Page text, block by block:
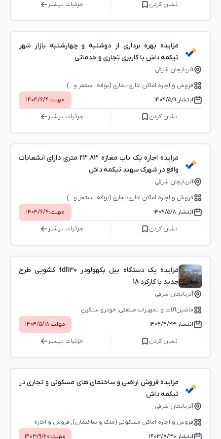
نشان کردن جزئیات بیشتر
مزایده بهره برداری از دوشنبه و چهارشنبه بازار شهر
تیکمه داش با کاربری تجاری و خدماتی
آذربایجان شرقی
فروش و اجاره اماکن اداری-تجاری (بوفه، استخر و...)
انتشار:۱۴۰۴/۵/۹ مهلت:۱۴۰۴/۶/۴
نشان کردن جزئیات بیشتر
مزایده اجاره یک باب مغازه 23.83 متری دارای انشعابات
واقع در شهرک سهند تیکمه داش
آذربایجان شرقی
فروش و اجاره اماکن اداری-تجاری (بوفه، استخر و...)
انتشار:۱۴۰۴/۵/۸ مهلت:۱۴۰۴/۶/۴
نشان کردن جزئیات بیشتر
مزایده یک دستگاه بیل بکهولودر tdl130 کشویی طرح
جدید با کارکرد 18
آذربایجان شرقی
ماشین‌آلات و تجهیزات صنعتی, خودرو سنگین
انتشار:۱۴۰۴/۴/۲۳ مهلت:۱۴۰۴/۵/۱۸
نشان کردن جزئیات بیشتر
مزایده فروش اراضی و ساختمان های مسکونی و تجاری در
تیکمه داش
آذربایجان شرقی
فروش و اجاره اماکن مسکونی (ملک و ساختمان), فروش و اجاره
اماکن اداری-تجاری (بوفه، استخر و...)
انتشار:۱۴۰۳/۸/۳۰ مهلت:۱۴۰۳/۹/۲۰